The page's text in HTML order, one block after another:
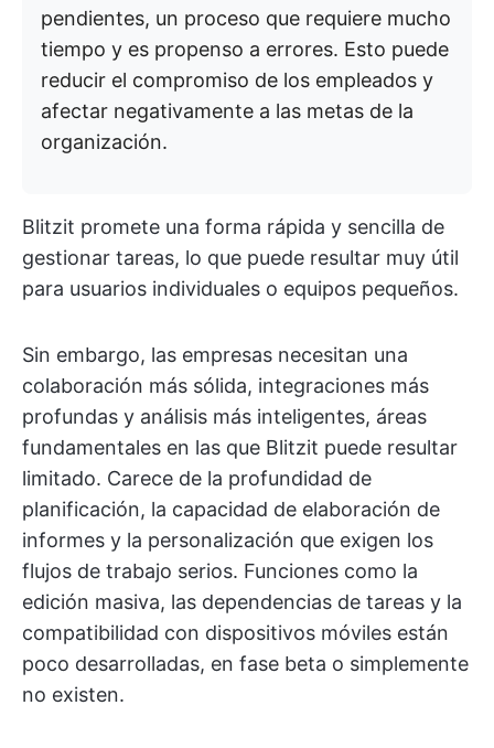
pendientes, un proceso que requiere mucho
tiempo y es propenso a errores. Esto puede
reducir el compromiso de los empleados y
afectar negativamente a las metas de la
organización.
Blitzit promete una forma rápida y sencilla de
gestionar tareas, lo que puede resultar muy útil
para usuarios individuales o equipos pequeños.
Sin embargo, las empresas necesitan una
colaboración más sólida, integraciones más
profundas y análisis más inteligentes, áreas
fundamentales en las que Blitzit puede resultar
limitado. Carece de la profundidad de
planificación, la capacidad de elaboración de
informes y la personalización que exigen los
flujos de trabajo serios. Funciones como la
edición masiva, las dependencias de tareas y la
compatibilidad con dispositivos móviles están
poco desarrolladas, en fase beta o simplemente
no existen.